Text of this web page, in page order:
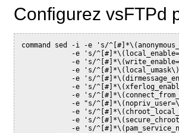
Configurez vsFTPd
command sed -i -e 's/
-e 's/
-e 's/
-e 's/
-e 's/
-e 's/
-e 's/
-e "s/
-e 's/
-e 's/
-e 's/